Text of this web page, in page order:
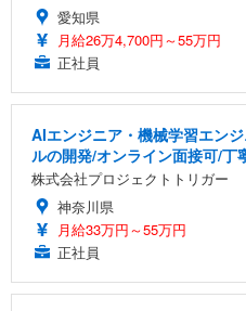
愛知県
月給26万4,700円～55万円
正社員
AIエンジニア・機械学習エン
ルの開発/オンライン面接可/丁
株式会社プロジェクトトリガー
神奈川県
月給33万円～55万円
正社員